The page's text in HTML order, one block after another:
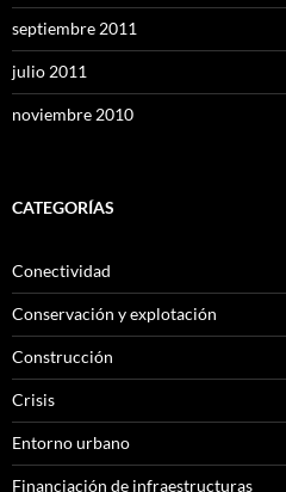
septiembre 2011
julio 2011
noviembre 2010
CATEGORÍAS
Conectividad
Conservación y explotación
Construcción
Crisis
Entorno urbano
Financiación de infraestructuras